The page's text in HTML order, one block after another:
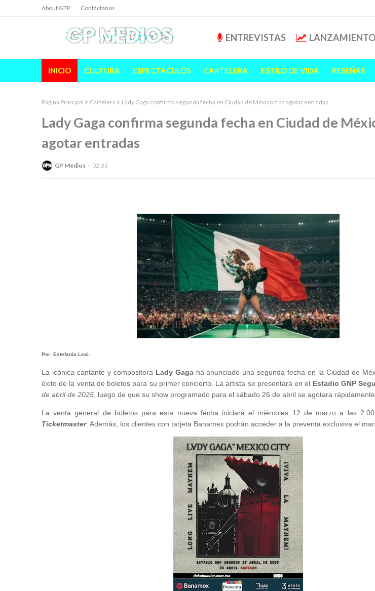
About GTP Contáctanos
ENTREVISTAS
INICIO CULTURA ESPECTÁCULOS CARTELERA ESTILO DE VIDA RESEÑAS
Página Principal Cartelera Lady Gaga confirma segunda fecha en Ciudad de México tras agotar entradas
Lady Gaga confirma segunda fecha en Ciudad de
agotar entradas
GP Medios 02:33
Por: Estefanía Leal.
La icónica cantante y compositoraLady Gagaha anunciado una segunda fecha en la Ciudad de
éxito de la venta de boletos para su primer concierto. La artista se presentará en el Estadio GNP
de abril de 2025, luego de que su show programado para el sábado 26 de abril se agotara
La venta general de boletos para esta nueva fecha iniciará el miércoles 12 de marzo a las
Ticketmaster. Además, los clientes con tarjeta Banamex podrán acceder a la preventa exclusiva el